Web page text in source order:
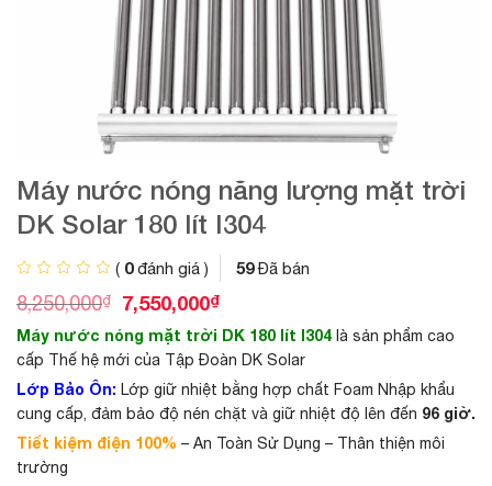
Máy nước nóng năng lượng mặt trời
DK Solar 180 lít I304
( 0đánh giá ) 59Đã bán
8,250,000₫
G
á
g
ố
c
l
à
7,550,000₫G
á
h
i
ệ
n
t
Máy nước nóng mặt trời DK 180 lít I304 là sản phẩm cao
cấp Thế hệ mới của Tập Đoàn DK Solar
Lớp Bảo Ôn: Lớp giữ nhiệt bằng hợp chất Foam Nhập khẩu
cung cấp, đảm bảo độ nén chặt và giữ nhiệt độ lên đến 96 giờ.
Tiết kiệm điện 100% – An Toàn Sử Dụng – Thân thiện môi
trường